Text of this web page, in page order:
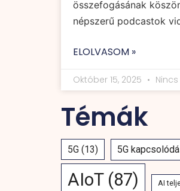
összefogásának
népszerű podcastok
ELOLVASOM »
Október 15, 2025
Témák
5G (13) 5G
AIoT(87) AI